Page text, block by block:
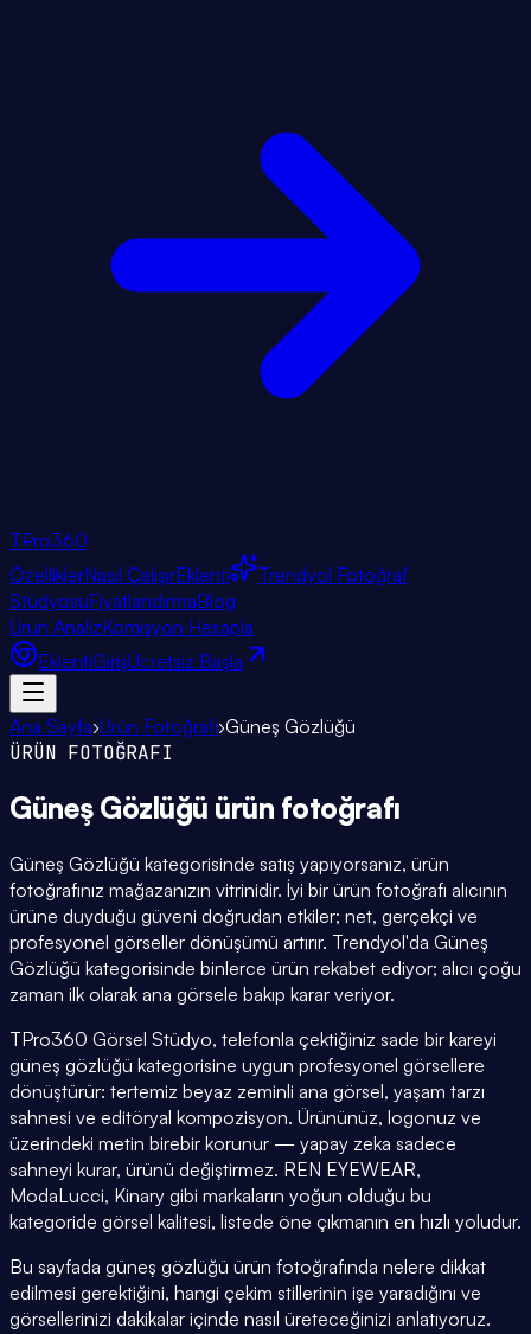
TPro360
ÖzelliklerNasıl ÇalışırEklenti
Trendyol Fotoğraf
StüdyosuFiyatlandırmaBlog
Ürün AnalizKomisyon Hesapla
EklentiGirişÜcretsiz Başla
Ana Sayfa›Ürün Fotoğrafı›Güneş Gözlüğü
ÜRÜN FOTOĞRAFI
Güneş Gözlüğü ürün fotoğrafı
Güneş Gözlüğü kategorisinde satış yapıyorsanız, ürün
fotoğrafınız mağazanızın vitrinidir. İyi bir ürün fotoğrafı alıcının
ürüne duyduğu güveni doğrudan etkiler; net, gerçekçi ve
profesyonel görseller dönüşümü artırır. Trendyol'da Güneş
Gözlüğü kategorisinde binlerce ürün rekabet ediyor; alıcı çoğu
zaman ilk olarak ana görsele bakıp karar veriyor.
TPro360 Görsel Stüdyo, telefonla çektiğiniz sade bir kareyi
güneş gözlüğü kategorisine uygun profesyonel görsellere
dönüştürür: tertemiz beyaz zeminli ana görsel, yaşam tarzı
sahnesi ve editöryal kompozisyon. Ürününüz, logonuz ve
üzerindeki metin birebir korunur — yapay zeka sadece
sahneyi kurar, ürünü değiştirmez. REN EYEWEAR,
ModaLucci, Kinary gibi markaların yoğun olduğu bu
kategoride görsel kalitesi, listede öne çıkmanın en hızlı yoludur.
Bu sayfada güneş gözlüğü ürün fotoğrafında nelere dikkat
edilmesi gerektiğini, hangi çekim stillerinin işe yaradığını ve
görsellerinizi dakikalar içinde nasıl üreteceğinizi anlatıyoruz.